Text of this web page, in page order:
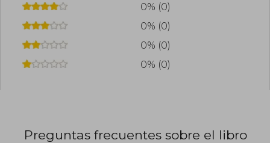
0% (0)
0% (0)
0% (0)
0% (0)
Preguntas frecuentes sobre el libro